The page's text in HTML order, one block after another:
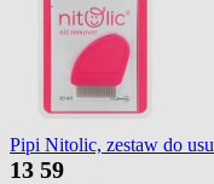
Pipi Nitolic, zestaw do
13 59